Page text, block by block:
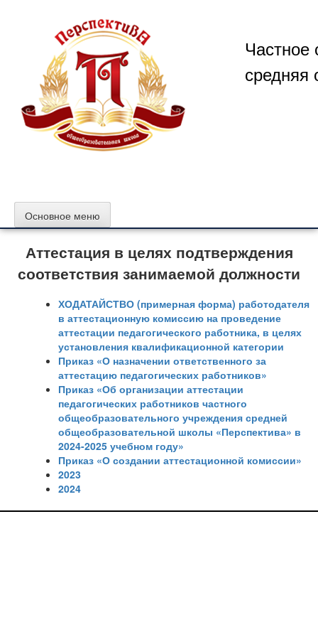
содержимому
Частное
средняя
Основное меню
Аттестация в целях подтверждения
соответствия занимаемой должности
ХОДАТАЙСТВО (примерная форма) работодателя
в аттестационную комиссию на проведение
аттестации педагогического работника, в целях
установления квалификационной категории
Приказ «О назначении ответственного за
аттестацию педагогических работников»
Приказ «Об организации аттестации
педагогических работников частного
общеобразовательного учреждения средней
общеобразовательной школы «Перспектива» в
2024-2025 учебном году»
Приказ «О создании аттестационной комиссии»
2023
2024